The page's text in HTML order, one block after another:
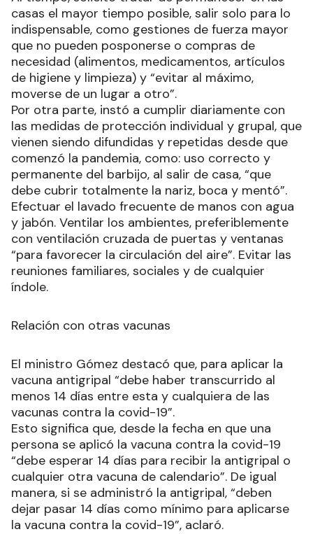
casas el mayor tiempo posible, salir solo para lo
indispensable, como gestiones de fuerza mayor
que no pueden posponerse o compras de
necesidad (alimentos, medicamentos, artículos
de higiene y limpieza) y “evitar al máximo,
moverse de un lugar a otro”.
Por otra parte, instó a cumplir diariamente con
las medidas de protección individual y grupal, que
vienen siendo difundidas y repetidas desde que
comenzó la pandemia, como: uso correcto y
permanente del barbijo, al salir de casa, “que
debe cubrir totalmente la nariz, boca y mentó”.
Efectuar el lavado frecuente de manos con agua
y jabón. Ventilar los ambientes, preferiblemente
con ventilación cruzada de puertas y ventanas
“para favorecer la circulación del aire”. Evitar las
reuniones familiares, sociales y de cualquier
índole.
Relación con otras vacunas
El ministro Gómez destacó que, para aplicar la
vacuna antigripal “debe haber transcurrido al
menos 14 días entre esta y cualquiera de las
vacunas contra la covid-19”.
Esto significa que, desde la fecha en que una
persona se aplicó la vacuna contra la covid-19
“debe esperar 14 días para recibir la antigripal o
cualquier otra vacuna de calendario”. De igual
manera, si se administró la antigripal, “deben
dejar pasar 14 días como mínimo para aplicarse
la vacuna contra la covid-19”, aclaró.